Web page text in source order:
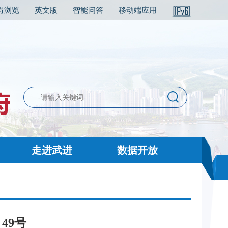
浏览 英文版 智能问答 移动端应用
走进武进 数据开放
号